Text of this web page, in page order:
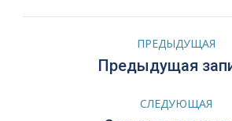
НавигацияПРЕДЫДУЩАЯ
Предыдущая
СЛЕДУЮЩАЯ